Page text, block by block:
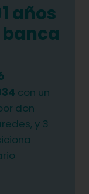
años
con un
don
y 3